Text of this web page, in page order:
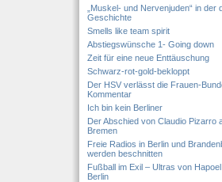
„Muskel- und Nervenjuden“ in der
Geschichte
Smells like team spirit
Abstiegswünsche 1- Going down
Zeit für eine neue Enttäuschung
Schwarz-rot-gold-bekloppt
Der HSV verlässt die Frauen-
Kommentar
Ich bin kein Berliner
Der Abschied von Claudio Pizarro
Bremen
Freie Radios in Berlin und
werden beschnitten
Fußball im Exil – Ultras von
Berlin